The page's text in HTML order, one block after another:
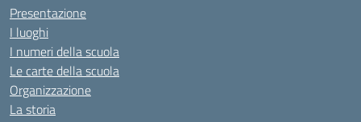
Presentazione
I luoghi
I numeri della scuola
Le carte della scuola
Organizzazione
La storia